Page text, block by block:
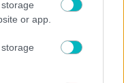
or app.
από τη ζωή ο